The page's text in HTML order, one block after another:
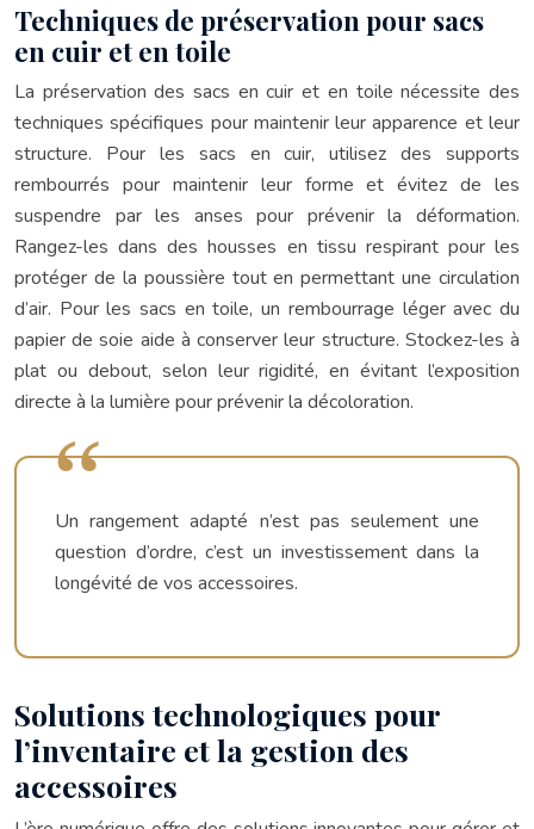
Techniques de préservation pour sacs
en cuir et en toile
La préservation des sacs en cuir et en toile nécessite des
techniques spécifiques pour maintenir leur apparence et leur
structure. Pour les sacs en cuir, utilisez des supports
rembourrés pour maintenir leur forme et évitez de les
suspendre par les anses pour prévenir la déformation.
Rangez-les dans des housses en tissu respirant pour les
protéger de la poussière tout en permettant une circulation
d’air. Pour les sacs en toile, un rembourrage léger avec du
papier de soie aide à conserver leur structure. Stockez-les à
plat ou debout, selon leur rigidité, en évitant l’exposition
directe à la lumière pour prévenir la décoloration.
Un rangement adapté n’est pas seulement une
question d’ordre, c’est un investissement dans la
longévité de vos accessoires.
Solutions technologiques pour
l’inventaire et la gestion des
accessoires